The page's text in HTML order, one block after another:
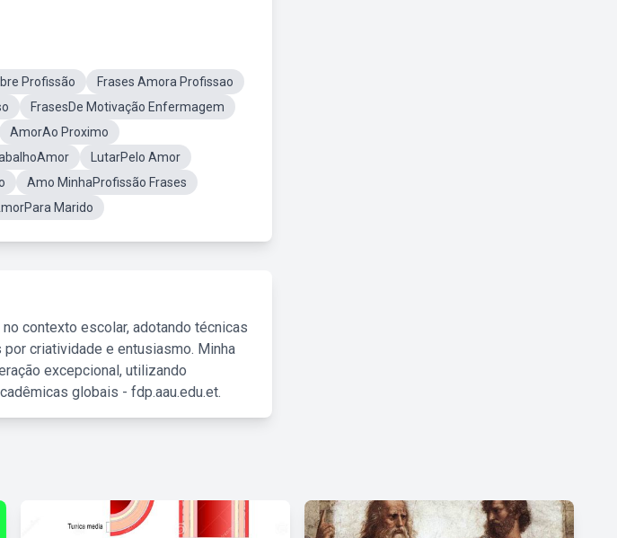
Profissão
Frases Amora Profissao
FrasesDe Motivação Enfermagem
AmorAo Proximo
LutarPelo Amor
Amo MinhaProfissão Frases
Marido
contexto escolar, adotando técnicas
criatividade e entusiasmo. Minha
excepcional, utilizando
globais - fdp.aau.edu.et.